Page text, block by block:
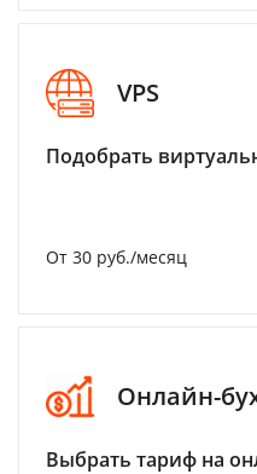
VPS
Подобрать
От 30 руб./месяц
Онлайн-
Выбрать тариф на